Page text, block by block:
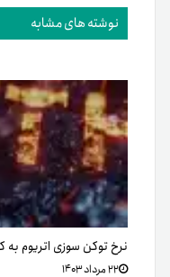
نوشته های مشابه
نرخ توکن سوزی اتریوم به
۲۲ مرداد ۱۴۰۳